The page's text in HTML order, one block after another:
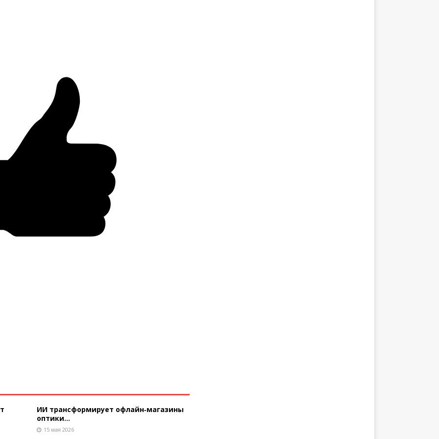
ИИ трансформирует офлайн‑магазины
оптики...
15 мая 2026